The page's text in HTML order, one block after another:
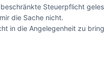
Steuerpflicht
die Sache nicht.
in die Angelegenheit zu